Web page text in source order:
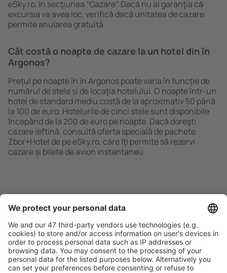
eSky.ro, ȋn secţiunea "Cazare". Dacă nu ai garanţia că
excursia va avea loc, verifică dacă unitatea de cazare
permite anularea gratuită.
Cât costă o noapte de cazare la un hotel din în
Argonos?
Prețul pe noapte în în Argonos poate varia în funcție de
numărul de stele și de locaţia hotelului. O noapte într-un
hotel de standard mediu costă de la aproximativ 50 până
la 100 de euro. Hotelurile de cinci stele sunt disponibile
ȋncepând de la 200 de euro pe noapte. Dacă doreşti
cazare ieftină, consultă oferta specială de pachete
Zbor+Hotel de pe eSky.ro, care ȋţi permite să rezervi
cazare și bilete de avion instantaneu.
Caută rapid şi uşor
Ofertă adaptată aşteptărilor tale.
Planifică ȋn siguranţă
Rezervare fără griji cu opțiune gratuită de anulare.